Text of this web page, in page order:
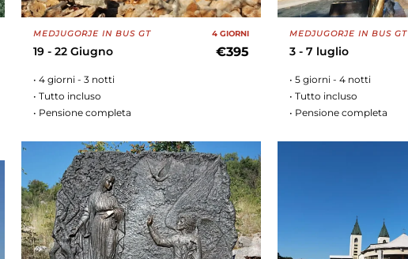
MEDJUGORJE IN BUS GT
19 - 22 Giugno
4 GIORNI
€395
• 4 giorni - 3 notti
• Tutto incluso
• Pensione completa
MEDJUGORJE IN BUS GT
3 - 7 luglio
• 5 giorni - 4 notti
• Tutto incluso
• Pensione completa